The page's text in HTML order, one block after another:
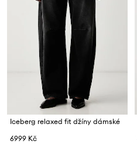
Iceberg relaxed fit džíny dámské
6999 Kč